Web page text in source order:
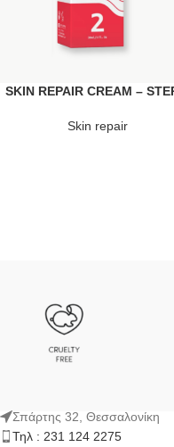
SKIN REPAIR CREAM –
Skin repair
Σπάρτης 32, Θεσσαλονίκη
Τηλ : 231 124 2275